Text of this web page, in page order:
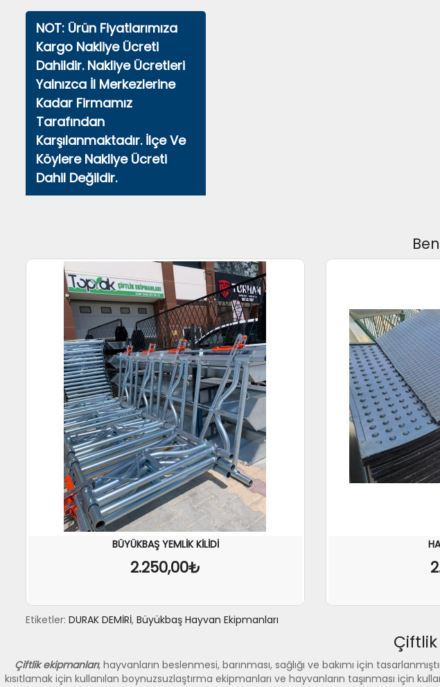
NOT: Ürün Fiyatlarımıza
Kargo Nakliye Ücreti
Dahildir. Nakliye Ücretleri
Yalnızca İl Merkezlerine
Kadar Firmamız
Tarafından
Karşılanmaktadır. İlçe Ve
Köylere Nakliye Ücreti
Dahil Değildir.
BÜYÜKBAŞ YEMLİK KİLİDİ
2.250,00₺
SEPETE EKLE İNCELE SEPETE EKLE
Etiketler: DURAK DEMİRİ, Büyükbaş Hayvan Ekipmanları
Çiftlik ekipmanları, hayvanların beslenmesi, barınması, sağlığı ve bakımı için
kısıtlamak için kullanılan boynuzsuzlaştırma ekipmanları ve hayvanların taşınması için